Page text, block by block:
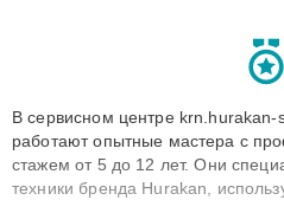
В сервисном центре krn.hurakan-
работают опытные мастера с
стажем от 5 до 12 лет. Они
техники бренда Hurakan,